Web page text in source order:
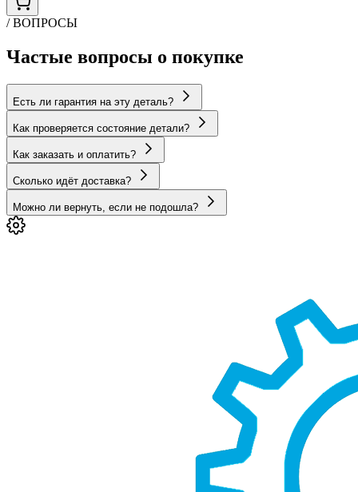
/ ВОПРОСЫ
Частые вопросы о покупке
Есть ли гарантия на эту деталь?
Как проверяется состояние детали?
Как заказать и оплатить?
Сколько идёт доставка?
Можно ли вернуть, если не подошла?